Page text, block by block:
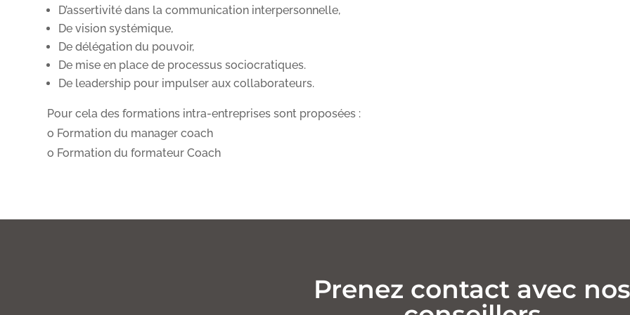
D’assertivité dans la communication interpersonnelle,
De vision systémique,
De délégation du pouvoir,
De mise en place de processus sociocratiques.
De leadership pour impulser aux collaborateurs.
Pour cela des formations intra-entreprises sont proposées :
o Formation du manager coach
o Formation du formateur Coach
Prenez contact avec